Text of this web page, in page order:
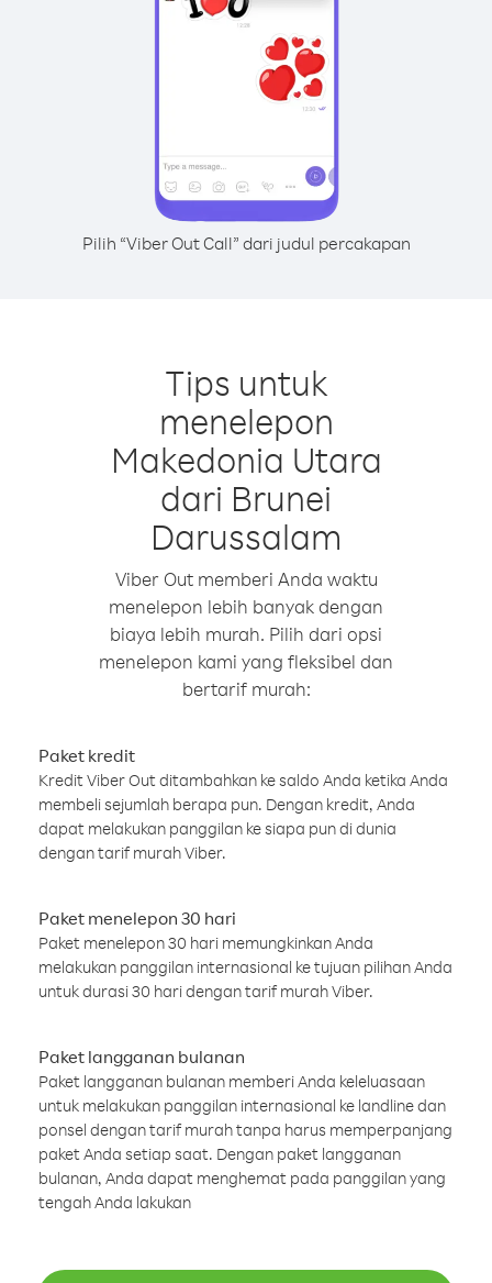
Pilih “Viber Out Call” dari judul percakapan
Tips untuk
menelepon
Makedonia Utara
dari Brunei
Darussalam
Viber Out memberi Anda waktu
menelepon lebih banyak dengan
biaya lebih murah. Pilih dari opsi
menelepon kami yang fleksibel dan
bertarif murah:
Paket kredit
Kredit Viber Out ditambahkan ke saldo Anda ketika Anda
membeli sejumlah berapa pun. Dengan kredit, Anda
dapat melakukan panggilan ke siapa pun di dunia
dengan tarif murah Viber.
Paket menelepon 30 hari
Paket menelepon 30 hari memungkinkan Anda
melakukan panggilan internasional ke tujuan pilihan Anda
untuk durasi 30 hari dengan tarif murah Viber.
Paket langganan bulanan
Paket langganan bulanan memberi Anda keleluasaan
untuk melakukan panggilan internasional ke landline dan
ponsel dengan tarif murah tanpa harus memperpanjang
paket Anda setiap saat. Dengan paket langganan
bulanan, Anda dapat menghemat pada panggilan yang
tengah Anda lakukan